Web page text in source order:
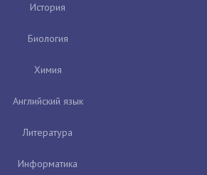
История
Биология
Химия
Английский язык
Литература
Информатика